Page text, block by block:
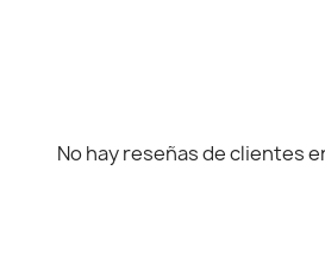
No hay reseñas de clientes